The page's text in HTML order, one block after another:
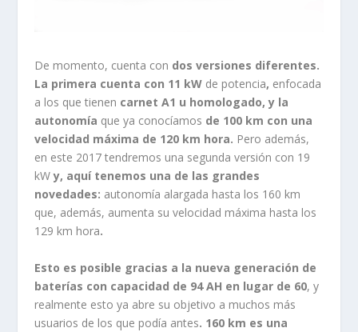
De momento, cuenta con dos versiones diferentes.
La primera cuenta con 11 kW de potencia, enfocada
a los que tienen carnet A1 u homologado, y la
autonomía que ya conocíamos de 100 km con una
velocidad máxima de 120 km hora. Pero además,
en este 2017 tendremos una segunda versión con 19
kWy, aquí tenemos una de las grandes
novedades: autonomía alargada hasta los 160 km
que, además, aumenta su velocidad máxima hasta los
129 km hora.
Esto es posible gracias a la nueva generación de
baterías con capacidad de 94 AH en lugar de 60, y
realmente esto ya abre su objetivo a muchos más
usuarios de los que podía antes. 160 km es una